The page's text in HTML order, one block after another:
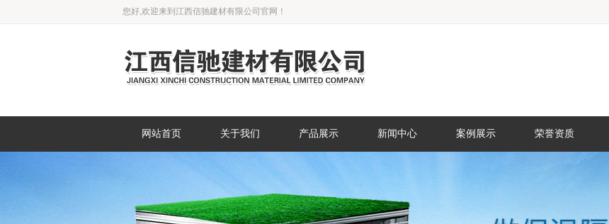
您好,欢迎来到江西信驰建材有限公司官网！
网站首页 关于我们 产品展示 新闻中心 案例展示 荣誉资质